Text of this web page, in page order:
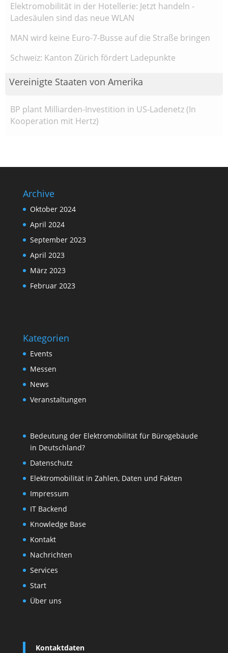
Elektromobilität in der Hotellerie: Jetzt handeln -
Ladesäulen sind das neue WLAN
MAN wird keine Euro-7-Busse auf die Straße bringen
Schweiz: Kanton Zürich fördert Ladepunkte
Vereinigte Staaten von Amerika
BP plant Milliarden-Investition in US-Ladenetz (In
Kooperation mit Hertz)
Archive
Oktober 2024
April 2024
September 2023
April 2023
März 2023
Februar 2023
Kategorien
Events
Messen
News
Veranstaltungen
Bedeutung der Elektromobilität für Bürogebäude
in Deutschland?
Datenschutz
Elektromobilität in Zahlen, Daten und Fakten
Impressum
IT Backend
Knowledge Base
Kontakt
Nachrichten
Services
Start
Über uns
Kontaktdaten